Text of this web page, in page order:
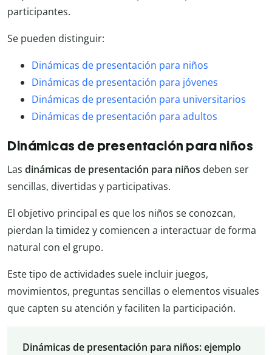
participantes.
Se pueden distinguir:
Dinámicas de presentación para niños
Dinámicas de presentación para jóvenes
Dinámicas de presentación para universitarios
Dinámicas de presentación para adultos
Dinámicas de presentación para niños
Las dinámicas de presentación para niños deben ser
sencillas, divertidas y participativas.
El objetivo principal es que los niños se conozcan,
pierdan la timidez y comiencen a interactuar de forma
natural con el grupo.
Este tipo de actividades suele incluir juegos,
movimientos, preguntas sencillas o elementos visuales
que capten su atención y faciliten la participación.
Dinámicas de presentación para niños: ejemplo